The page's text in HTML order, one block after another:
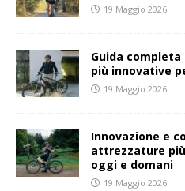
19 Maggio 2026
Guida
più innovative
19 Maggio 2026
Innovazione e
attrezzature
oggi e domani
19 Maggio 2026